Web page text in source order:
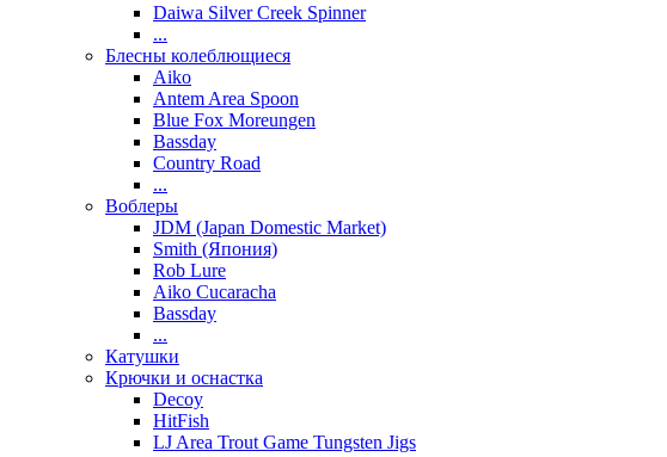
Daiwa Silver Creek Spinner
...
Блесны колеблющиеся
Aiko
Antem Area Spoon
Blue Fox Moreungen
Bassday
Country Road
...
Воблеры
JDM (Japan Domestic Market)
Smith (Япония)
Rob Lure
Aiko Cucaracha
Bassday
...
Катушки
Крючки и оснастка
Decoy
HitFish
LJ Area Trout Game Tungsten Jigs